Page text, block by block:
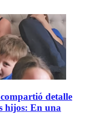
detalle
hijos: En una